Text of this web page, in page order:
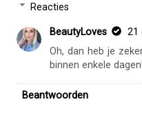
Reacties
BeautyLoves
21
Oh, dan heb je
binnen enkele
Beantwoorden